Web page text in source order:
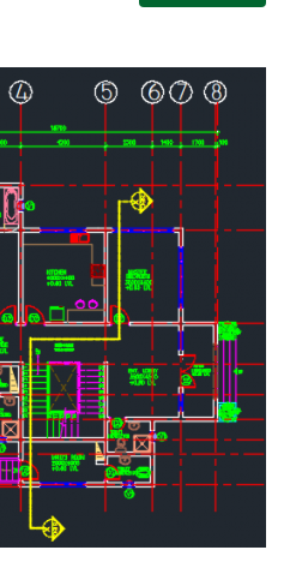
تلفن همراه : *
شماره واتس‌اپ : *